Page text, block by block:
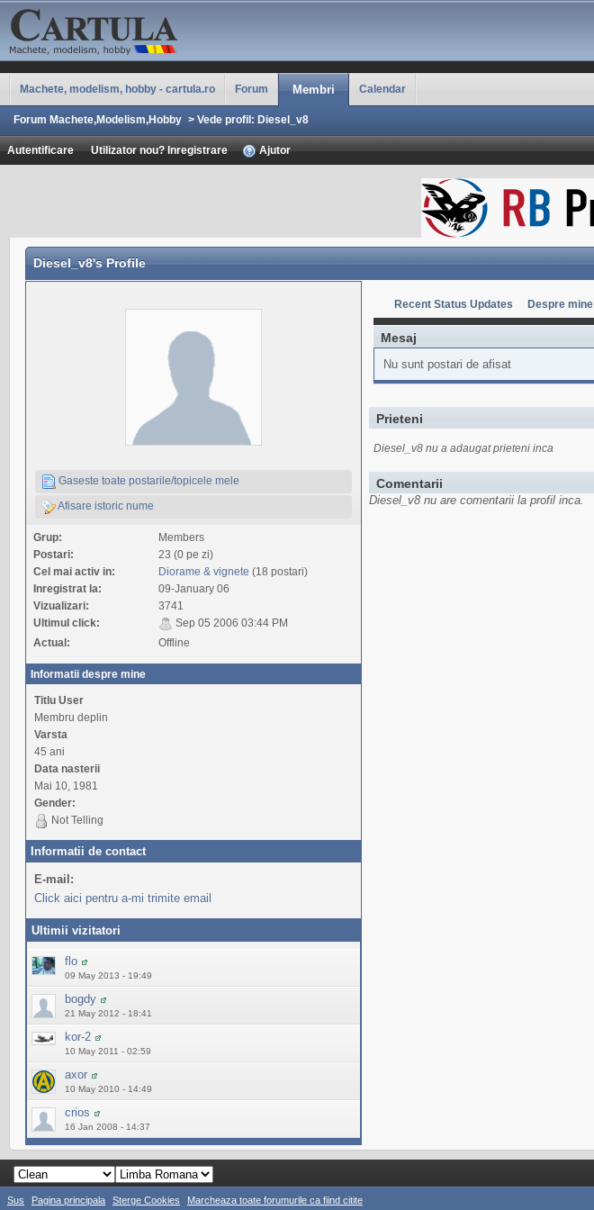
Machete, modelism, hobby - cartula.ro Forum Membri Calendar
Forum Machete,Modelism,Hobby > Vede profil: Diesel_v8
Autentificare Utilizator nou? Inregistrare Ajutor
Diesel_v8's Profile
Gaseste toate postarile/topicele mele
Afisare istoric nume
Grup:
Members
Postari:
23 (0 pe zi)
Cel mai activ in:
Diorame & vignete (18 postari)
Inregistrat la:
09-January 06
Vizualizari:
3741
Ultimul click:
Sep 05 2006 03:44 PM
Actual:
Offline
Informatii despre mine
Titlu User
Membru deplin
Varsta
45 ani
Data nasterii
Mai 10, 1981
Gender:
Not Telling
Informatii de contact
E-mail:
Click aici pentru a-mi trimite email
Ultimii vizitatori
flo
09 May 2013 - 19:49
bogdy
21 May 2012 - 18:41
kor-2
10 May 2011 - 02:59
axor
10 May 2010 - 14:49
crios
16 Jan 2008 - 14:37
Recent Status Updates Despre mine
Mesaj
Nu sunt postari de afisat
Prieteni
Diesel_v8 nu a adaugat prieteni inca
Comentarii
Diesel_v8 nu are comentarii la profil inca.
Sus Pagina principala Sterge Cookies Marcheaza toate forumurile ca fiind citite